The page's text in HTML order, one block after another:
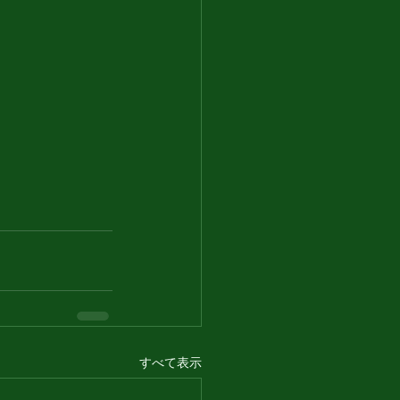
すべて表示